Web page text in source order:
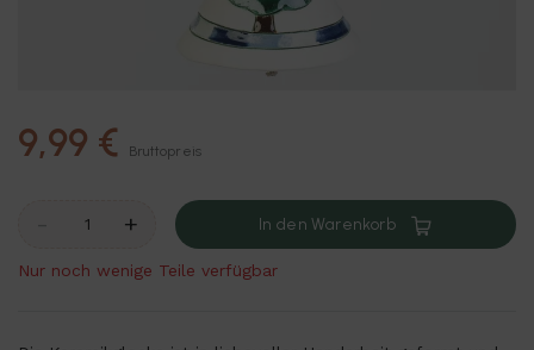
9,99 € Bruttopreis
+ In den Warenkorb
Nur noch wenige Teile verfügbar